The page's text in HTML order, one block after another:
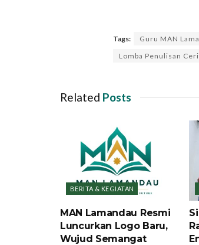
Tags: Guru MAN
Lomba Penulisan
Related Posts
BERITA & KEGIATAN
MAN Lamandau Resmi
Luncurkan Logo Baru,
Wujud Semangat